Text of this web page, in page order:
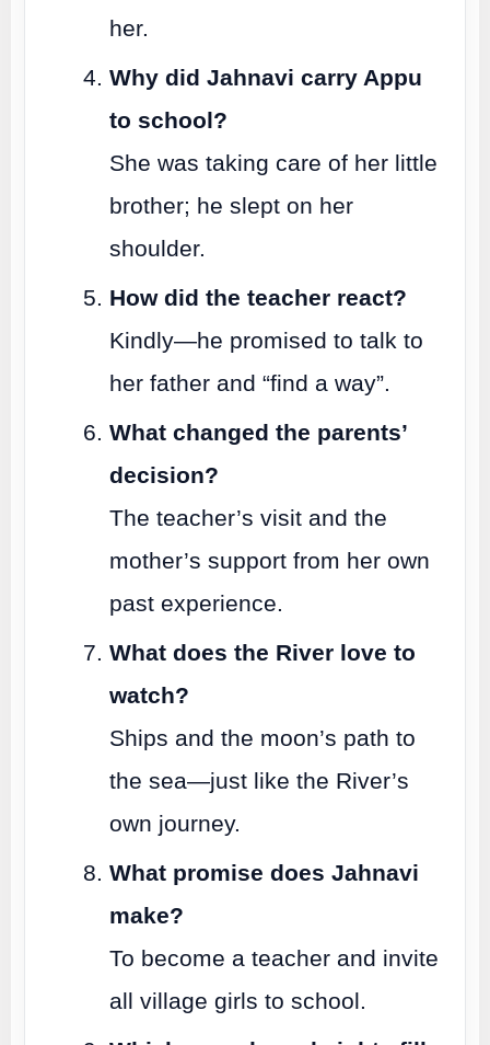
her.
Why did Jahnavi carry Appu
to school?
She was taking care of her little
brother; he slept on her
shoulder.
How did the teacher react?
Kindly—he promised to talk to
her father and “find a way”.
What changed the parents’
decision?
The teacher’s visit and the
mother’s support from her own
past experience.
What does the River love to
watch?
Ships and the moon’s path to
the sea—just like the River’s
own journey.
What promise does Jahnavi
make?
To become a teacher and invite
all village girls to school.